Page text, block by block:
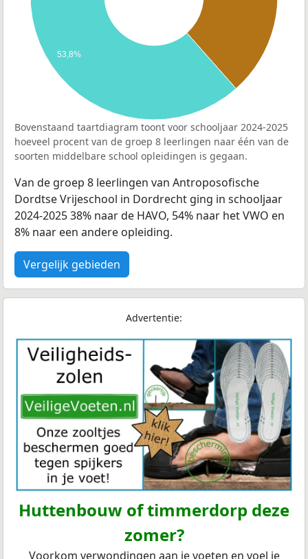
53,8%
Bovenstaand taartdiagram toont voor schooljaar 2024-2025
hoeveel procent van de groep 8 leerlingen naar één van de
soorten middelbare school opleidingen is gegaan.
Van de groep 8 leerlingen van Antroposofische
Dordtse Vrijeschool in Dordrecht ging in schooljaar
2024-2025 38% naar de HAVO, 54% naar het VWO en
8% naar een andere opleiding.
Vergelijk gebieden
Advertentie:
Huttenbouw of timmerdorp deze
zomer?
Voorkom verwondingen aan je voeten en voel je